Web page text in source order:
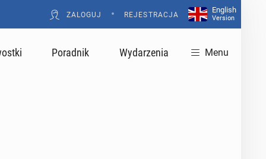
ZALOGUJ • REJESTRACJA
English
Version
Poradnik Wydarzenia Menu